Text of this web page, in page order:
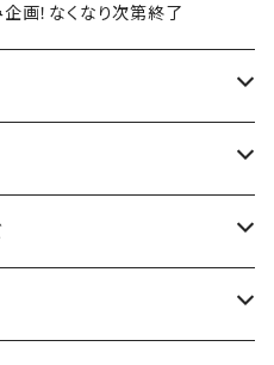
画！なくなり次第終了